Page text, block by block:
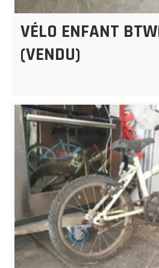
VÉLO ENFANT
(VENDU)